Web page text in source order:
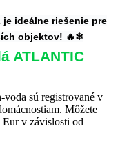
je ideálne riešenie pre
objektov! 🔥❄
ATLANTIC
sú registrované v
Môžete
v závislosti od